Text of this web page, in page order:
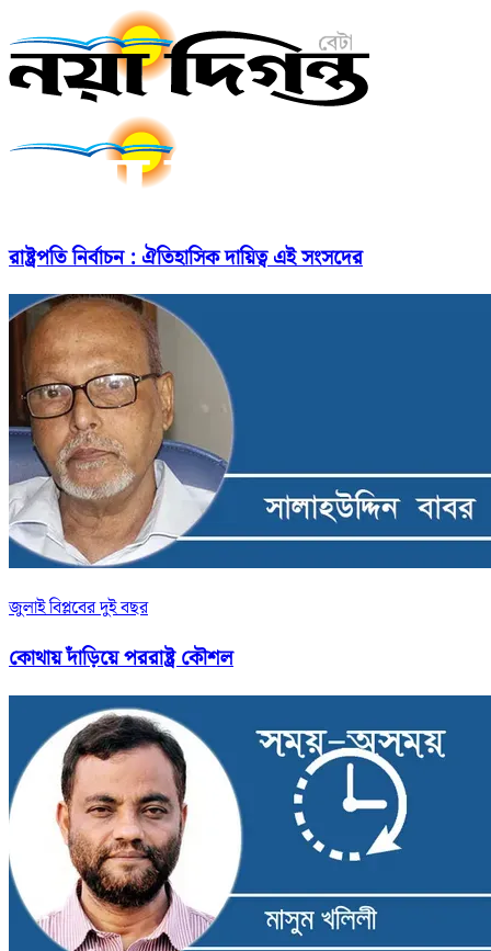
রাষ্ট্রপতি নির্বাচন : ঐতিহাসিক দায়িত্ব এই সংসদের
জুলাই বিপ্লবের দুই বছর
কোথায় দাঁড়িয়ে পররাষ্ট্র কৌশল